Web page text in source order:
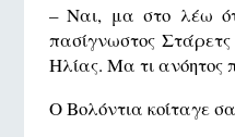
– Ναι, μα στο λέω
πασίγνωστος
Ηλίας. Μα τι ανόητος
Ο Βολόντια κοίταγε